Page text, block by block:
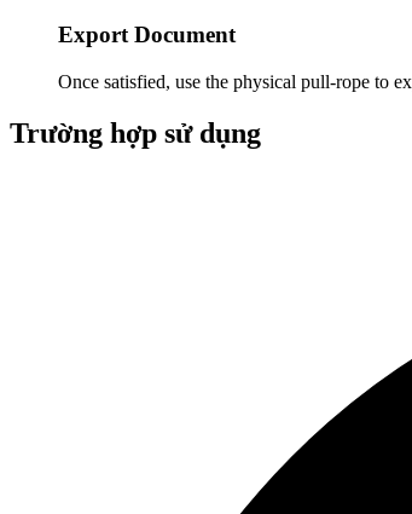
Export Document
Once satisfied, use the physical pull-rope to
Trường hợp sử dụng